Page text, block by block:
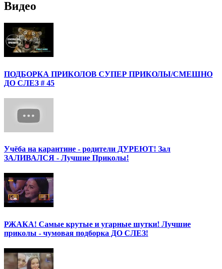
Видео
ПОДБОРКА ПРИКОЛОВ СУПЕР ПРИКОЛЫ/СМЕШНО
ДО СЛЕЗ # 45
Учёба на карантине - родители ДУРЕЮТ! Зал
ЗАЛИВАЛСЯ - Лучшие Приколы!
РЖАКА! Самые крутые и угарные шутки! Лучшие
приколы - чумовая подборка ДО СЛЕЗ!